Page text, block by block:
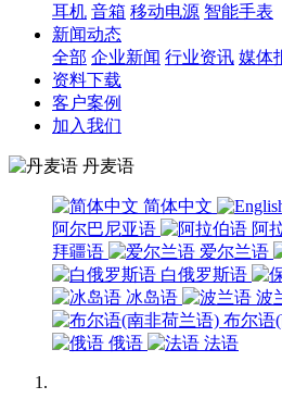
耳机 音箱 移动电源 智能手表
新闻动态
全部 企业新闻 行业资讯 媒体
资料下载
客户案例
加入我们
丹麦语
简体中文
阿尔巴尼亚语
阿
拜疆语
爱尔兰语
白俄罗斯语
冰岛语
波
布尔语
俄语
法语